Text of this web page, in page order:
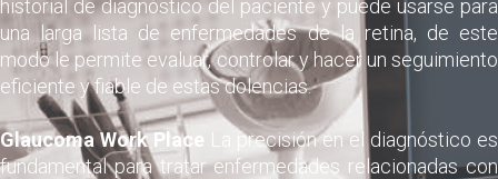
historial de diagnóstico del paciente y puede usarse para
una larga lista de enfermedades de la retina, de este
modo le permite evaluar, controlar y hacer un seguimiento
eficiente y fiable de estas dolencias.
Glaucoma Work Place La precisión en el diagnóstico es
fundamental para tratar enfermedades relacionadas con